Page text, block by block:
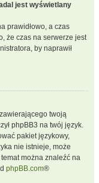
jest wyświetlany
prawidłowo, a czas
że czas na serwerze jest
by naprawił
twoją
phpBB3 na twój język.
pakiet językowy,
nie istnieje, może
można znaleźć na
phpBB.com®